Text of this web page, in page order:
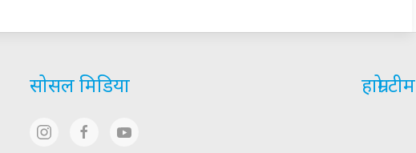
सोसल मिडिया हाम्रो टीम